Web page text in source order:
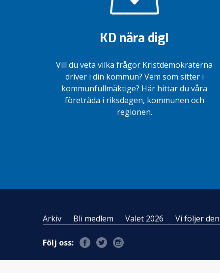
KD nära dig!
Vill du veta vilka frågor Kristdemokraterna
driver i din kommun? Vem som sitter i
kommunfullmäktige? Här hittar du våra
företräda i riksdagen, kommunen och
regionen.
Arkiv Bli medlem Valet 2026 Vi följer
Följ oss: